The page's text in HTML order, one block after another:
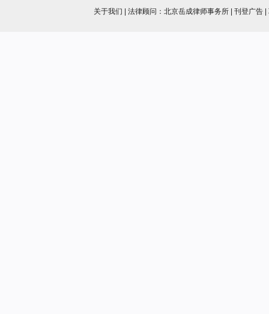
关于我们 | 法律顾问：北京岳成律师事务所 | 刊登广